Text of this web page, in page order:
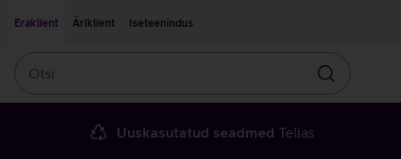
Eraklient
Äriklient Iseteenindus
Otsin
Uuskasutatud seadmed Telias